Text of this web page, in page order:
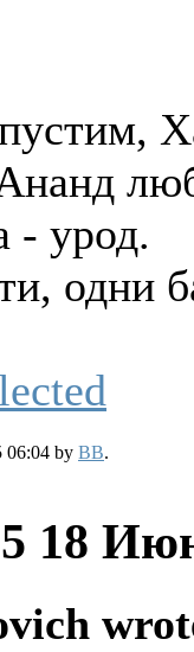
- урод.
одни
06:04 by BB.
18